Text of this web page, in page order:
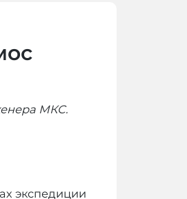
МКС.
экспедиции